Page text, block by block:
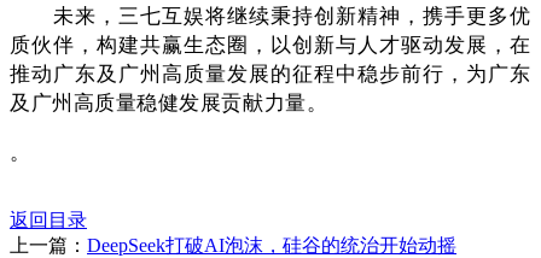
未来，三七互娱将继续秉持创新精神，携手更多优
质伙伴，构建共赢生态圈，以创新与人才驱动发展，在
推动广东及广州高质量发展的征程中稳步前行，为广东
及广州高质量稳健发展贡献力量。
。
返回目录
上一篇： DeepSeek打破AI泡沫，硅谷的统治开始动摇